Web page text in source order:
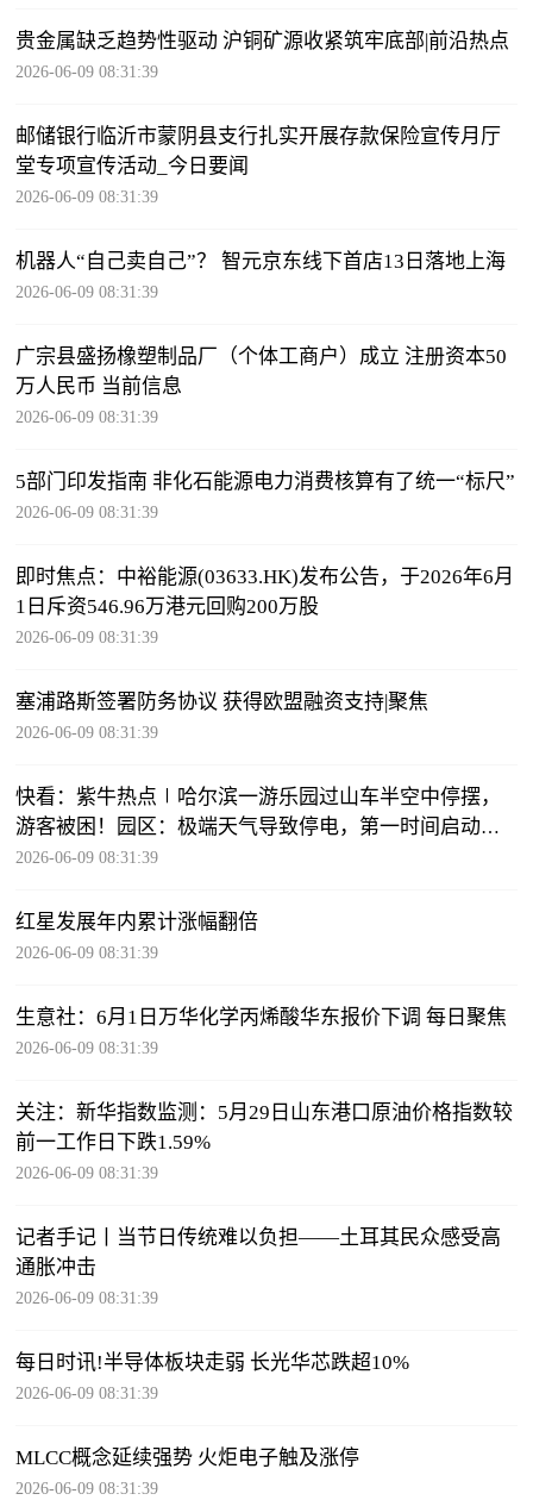
贵金属缺乏趋势性驱动 沪铜矿源收紧筑牢底部|前沿热点
2026-06-09 08:31:39
邮储银行临沂市蒙阴县支行扎实开展存款保险宣传月厅
堂专项宣传活动_今日要闻
2026-06-09 08:31:39
机器人“自己卖自己”？ 智元京东线下首店13日落地上海
2026-06-09 08:31:39
广宗县盛扬橡塑制品厂（个体工商户）成立 注册资本50
万人民币 当前信息
2026-06-09 08:31:39
5部门印发指南 非化石能源电力消费核算有了统一“标尺”
2026-06-09 08:31:39
即时焦点：中裕能源(03633.HK)发布公告，于2026年6月
1日斥资546.96万港元回购200万股
2026-06-09 08:31:39
塞浦路斯签署防务协议 获得欧盟融资支持|聚焦
2026-06-09 08:31:39
快看：紫牛热点∣哈尔滨一游乐园过山车半空中停摆，
游客被困！园区：极端天气导致停电，第一时间启动应
急预案
2026-06-09 08:31:39
红星发展年内累计涨幅翻倍
2026-06-09 08:31:39
生意社：6月1日万华化学丙烯酸华东报价下调 每日聚焦
2026-06-09 08:31:39
关注：新华指数监测：5月29日山东港口原油价格指数较
前一工作日下跌1.59%
2026-06-09 08:31:39
记者手记丨当节日传统难以负担——土耳其民众感受高
通胀冲击
2026-06-09 08:31:39
每日时讯!半导体板块走弱 长光华芯跌超10%
2026-06-09 08:31:39
MLCC概念延续强势 火炬电子触及涨停
2026-06-09 08:31:39